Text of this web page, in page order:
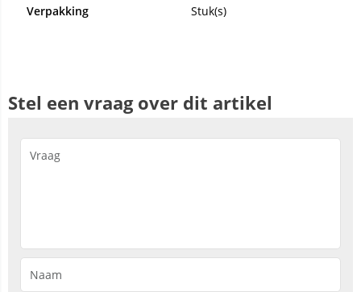
Verpakking
Stuk(s)
Stel een vraag over dit artikel